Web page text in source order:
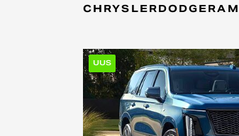
CHRYSLERDODGERAM
UUS